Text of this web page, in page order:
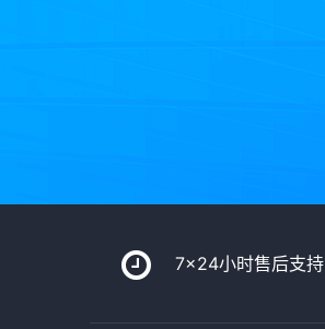
7x24小时售后支持